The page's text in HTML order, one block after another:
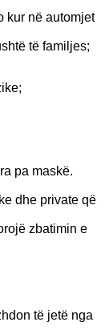
kur në automjet
të familjes;
pa maskë.
dhe private që
zbatimin e
të jetë nga